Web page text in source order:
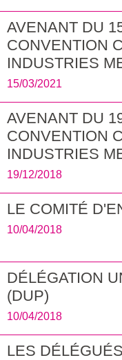
AVENANT DU
CONVENTION
INDUSTRIES
CONNEXES DU
MODIFIEE
15/03/2021
AVENANT DU 19
CONVENTION
INDUSTRIES
CONNEXES DU VAR DU 17
MODIFIEE
19/12/2018
LE COMITÉ
10/04/2018
DÉLÉGATION
(DUP)
10/04/2018
LES